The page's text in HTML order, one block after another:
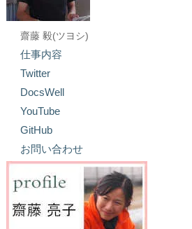
齋藤 毅(ツヨシ)
仕事内容
Twitter
DocsWell
YouTube
GitHub
お問い合わせ